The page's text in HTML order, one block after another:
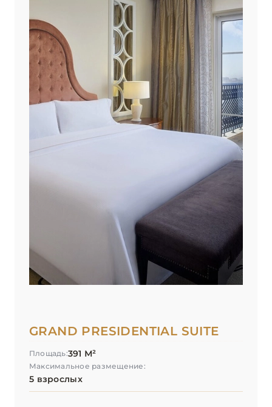
GRAND PRESIDENTIAL SUITE
Площадь:391 М²
Максимальное размещение:
5 взрослых